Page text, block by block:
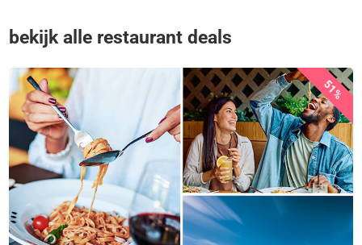
bekijk alle restaurant deals
51%